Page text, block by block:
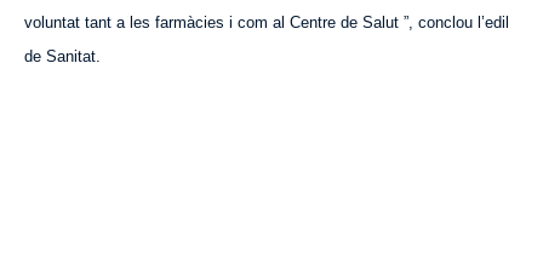
voluntat tant a les farmàcies i com al Centre de Salut ”, conclou l’edil
de Sanitat.